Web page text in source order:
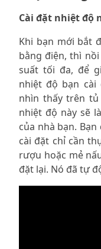
Cài đặt nhiệt độ
Khi bạn mới bắt
bằng điện, thì
suất tối đa, để
nhiệt độ bạn
nhìn thấy trên
nhiệt độ này sẽ
của nhà bạn.
cài đặt chỉ cần
rượu hoặc mẻ
đặt lại. Nó đã tự